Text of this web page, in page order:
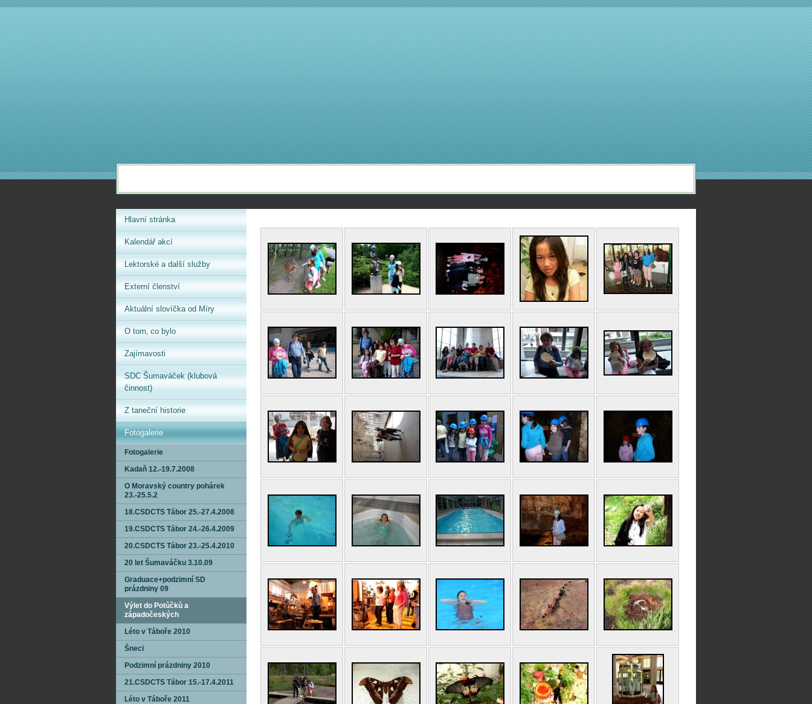
Hlavní stránka
Kalendář akcí
Lektorské a další služby
Externí členství
Aktuální slovíčka od Míry
O tom‚ co bylo
Zajímavosti
SDC Šumaváček (klubová
činnost)
Z taneční historie
Fotogalerie
Fotogalerie
Kadaň 12.-19.7.2008
O Moravský country pohárek
23.-25.5.2
18.CSDCTS Tábor 25.-27.4.2008
19.CSDCTS Tábor 24.-26.4.2009
20.CSDCTS Tábor 23.-25.4.2010
20 let Šumaváčku 3.10.09
Graduace+podzimní SD
prázdniny 09
Výlet do Potůčků a
západočeských
Léto v Táboře 2010
Šneci
Podzimní prázdniny 2010
21.CSDCTS Tábor 15.-17.4.2011
Léto v Táboře 2011